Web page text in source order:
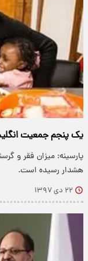
یک پنجم جمعیت
پارسینه: میزان فقر و
هشدار رسیده است.
۲۲ دی ۱۳۹۷